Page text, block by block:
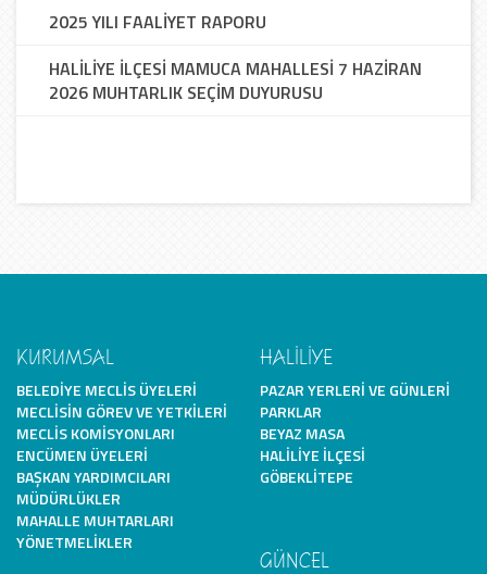
2025 YILI FAALİYET RAPORU
HALİLİYE İLÇESİ MAMUCA MAHALLESİ 7 HAZİRAN
2026 MUHTARLIK SEÇİM DUYURUSU
KURUMSAL
BELEDIYE MECLIS ÜYELERI
MECLISIN GÖREV VE YETKILERI
MECLIS KOMISYONLARI
ENCÜMEN ÜYELERI
BAŞKAN YARDIMCILARI
MÜDÜRLÜKLER
MAHALLE MUHTARLARI
YÖNETMELIKLER
HALİLİYE
PAZAR YERLERI VE GÜNLERI
PARKLAR
BEYAZ MASA
HALILIYE İLÇESI
GÖBEKLITEPE
GÜNCEL